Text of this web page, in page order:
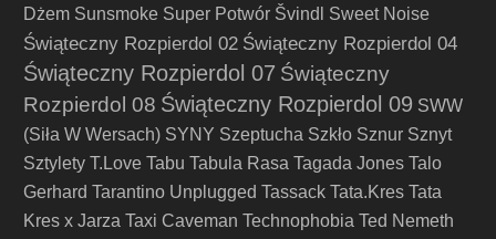
Dżem Sunsmoke Super Potwór Švindl Sweet Noise
Świąteczny Rozpierdol 02 Świąteczny Rozpierdol 04
Świąteczny Rozpierdol 07 Świąteczny
Rozpierdol 08 Świąteczny Rozpierdol 09 SWW
(Siła W Wersach) SYNY Szeptucha Szkło Sznur Sznyt
Sztylety T.Love Tabu Tabula Rasa Tagada Jones Talo
Gerhard Tarantino Unplugged Tassack Tata.Kres Tata
Kres x Jarza Taxi Caveman Technophobia Ted Nemeth